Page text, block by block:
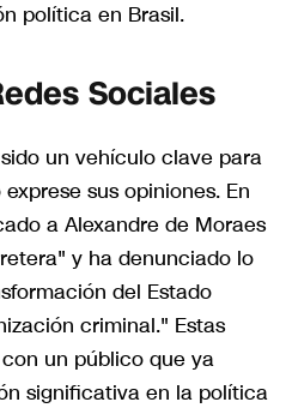
política en Brasil.
Sociales
un vehículo clave para
sus opiniones. En
a Alexandre de Moraes
y ha denunciado lo
del Estado
criminal." Estas
un público que ya
significativa en la política